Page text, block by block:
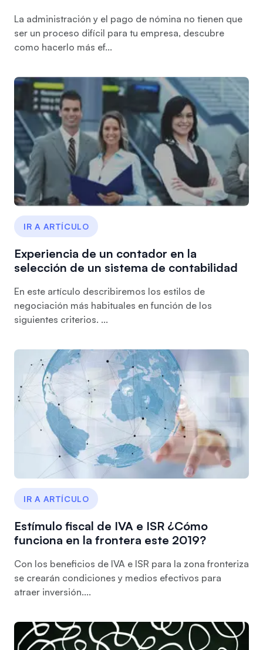
La administración y el pago de nómina no tienen que
ser un proceso difícil para tu empresa, descubre
como hacerlo más ef...
IR A ARTÍCULO
Experiencia de un contador en la
selección de un sistema de contabilidad
En este artículo describiremos los estilos de
negociación más habituales en función de los
siguientes criterios. ...
IR A ARTÍCULO
Estímulo fiscal de IVA e ISR ¿Cómo
funciona en la frontera este 2019?
Con los beneficios de IVA e ISR para la zona fronteriza
se crearán condiciones y medios efectivos para
atraer inversión....